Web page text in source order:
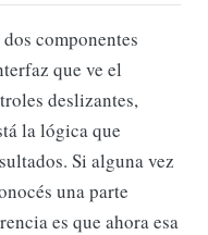
componentes
que ve el
deslizantes,
la lógica que
Si alguna vez
una parte
es que ahora esa